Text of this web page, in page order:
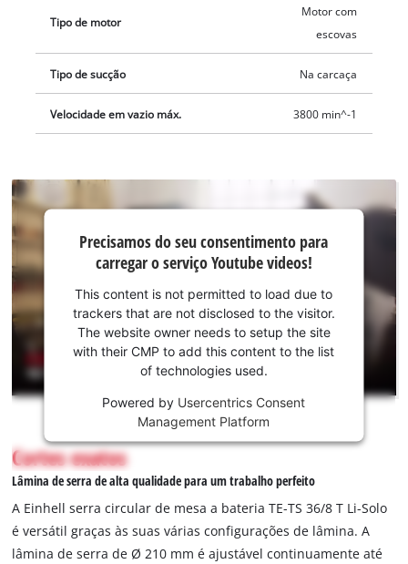
Tipo de motor
Motor com
escovas
Tipo de sucção Na carcaça
Velocidade em vazio máx. 3800 min^-1
Precisamos do
consentimento
para carregar o
serviço
Youtube!
This
content
is
permitted
to
load
to
trackers
that
Precisamos do seu consentimento para
carregar o serviço Youtube videos!
This content is not permitted to load due to
trackers that are not disclosed to the visitor.
The website owner needs to setup the site
with their CMP to add this content to the list
of technologies used.
Powered by Usercentrics Consent
Management Platform
Cortes exatos
Lâmina de serra de alta qualidade para um trabalho perfeito
A Einhell serra circular de mesa a bateria TE-TS 36/8 T Li-Solo
é versátil graças às suas várias configurações de lâmina. A
lâmina de serra de Ø 210 mm é ajustável continuamente até